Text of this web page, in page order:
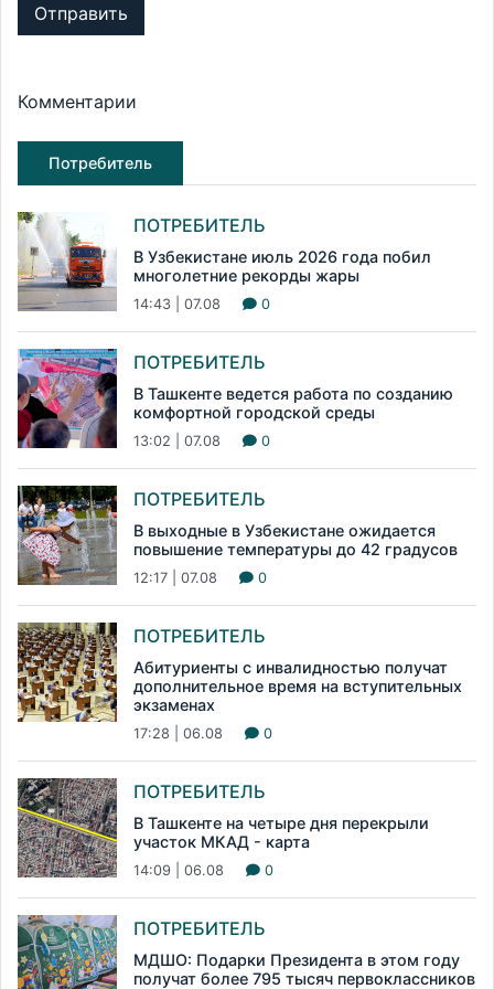
Отправить
Комментарии
Потребитель
ПОТРЕБИТЕЛЬ
В Узбекистане июль 2026 года побил
многолетние рекорды жары
14:43 | 07.08 0
ПОТРЕБИТЕЛЬ
В Ташкенте ведется работа по созданию
комфортной городской среды
13:02 | 07.08 0
ПОТРЕБИТЕЛЬ
В выходные в Узбекистане ожидается
повышение температуры до 42 градусов
12:17 | 07.08 0
ПОТРЕБИТЕЛЬ
Абитуриенты с инвалидностью получат
дополнительное время на вступительных
экзаменах
17:28 | 06.08 0
ПОТРЕБИТЕЛЬ
В Ташкенте на четыре дня перекрыли
участок МКАД - карта
14:09 | 06.08 0
ПОТРЕБИТЕЛЬ
МДШО: Подарки Президента в этом году
получат более 795 тысяч первоклассников